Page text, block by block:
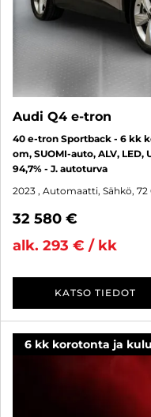
Audi Q4 e-tron
40 e-tron Sportback - 6 kk
om, SUOMI-auto, ALV,
94,7% - J. autoturva
2023 , Automaatti, Sähkö,
32 580 €
alk. 293 € / kk
KATSO TIEDOT
6 kk korotonta ja